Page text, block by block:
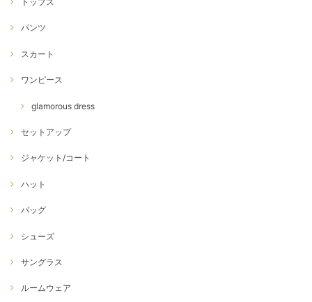
パンツ
スカート
ワンピース
glamorous dress
セットアップ
ジャケット/コート
ハット
バッグ
シューズ
サングラス
ルームウェア